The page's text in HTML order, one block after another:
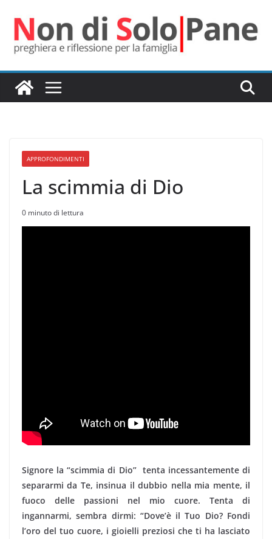
contenuto
APPROFONDIMENTI
La scimmia di Dio
0 minuto di lettura
Signore la “scimmia di Dio” tenta incessantemente di
separarmi da Te, insinua il dubbio nella mia mente, il
fuoco delle passioni nel mio cuore. Tenta di
ingannarmi, sembra dirmi: “Dove’è il Tuo Dio? Fondi
l’oro del tuo cuore, i gioielli preziosi che ti ha lasciato